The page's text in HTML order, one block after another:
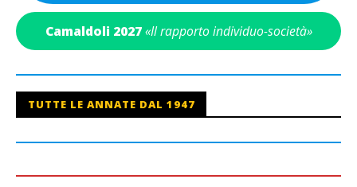
Camaldoli 2027 «Il rapporto individuo-società»
TUTTE LE ANNATE DAL 1947